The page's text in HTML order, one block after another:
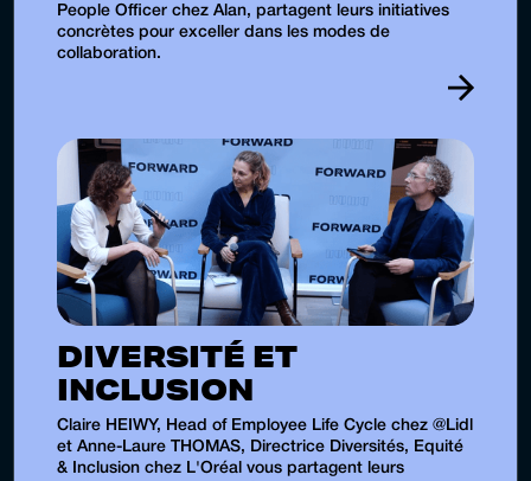
People Officer chez Alan, partagent leurs initiatives
concrètes pour exceller dans les modes de
collaboration.
DIVERSITÉ ET
INCLUSION
Claire HEIWY, Head of Employee Life Cycle chez ‪@Lidl‬
et Anne-Laure THOMAS, Directrice Diversités, Equité
& Inclusion chez L'Oréal vous partagent leurs